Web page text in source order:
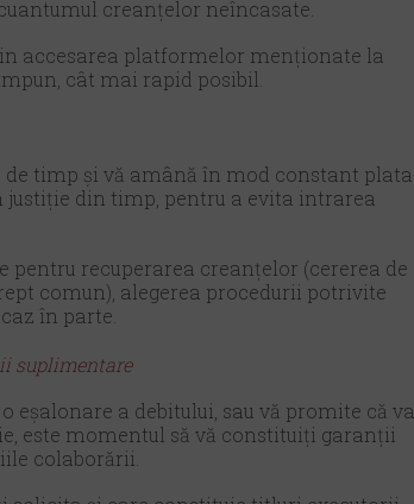
creanțelor neîncasate.
accesarea platformelor menționate la
cât mai rapid posibil.
timp și vă amână în mod constant plata
din timp, pentru a evita intrarea
recuperarea creanțelor (cererea de
comun), alegerea procedurii potrivite
în parte.
suplimentare
a debitului, sau vă promite că va
este momentul să vă constituiți garanții
colaborării.